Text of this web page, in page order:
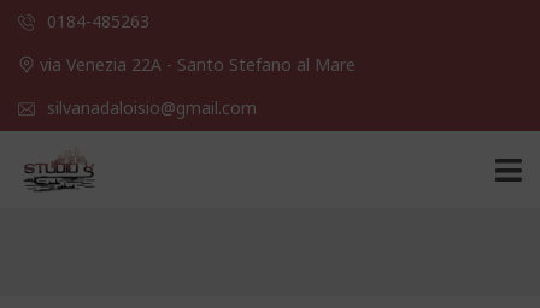
0184-485263
via Venezia 22A - Santo Stefano al Mare
silvanadaloisio@gmail.com